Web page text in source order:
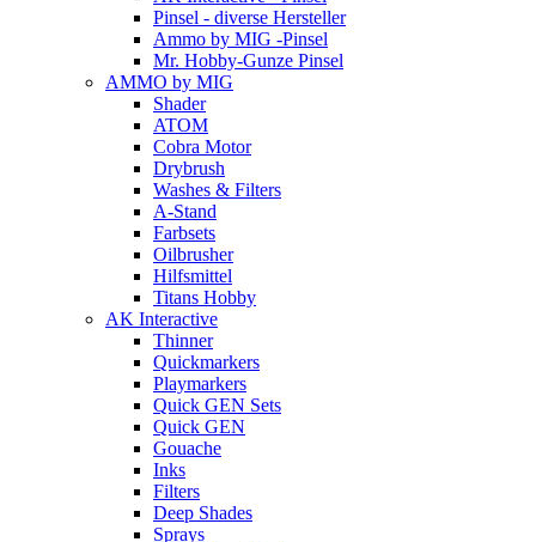
Pinsel - diverse Hersteller
Ammo by MIG -Pinsel
Mr. Hobby-Gunze Pinsel
AMMO by MIG
Shader
ATOM
Cobra Motor
Drybrush
Washes & Filters
A-Stand
Farbsets
Oilbrusher
Hilfsmittel
Titans Hobby
AK Interactive
Thinner
Quickmarkers
Playmarkers
Quick GEN Sets
Quick GEN
Gouache
Inks
Filters
Deep Shades
Sprays